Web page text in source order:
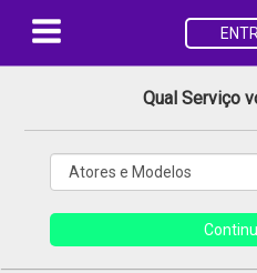
Qual Serviço